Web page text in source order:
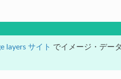
layers サイト でイメージ・デー